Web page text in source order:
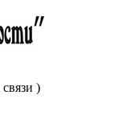
связи )